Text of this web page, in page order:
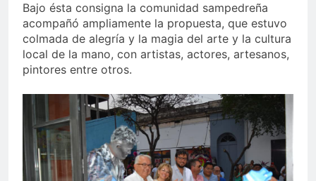
Bajo ésta consigna la comunidad sampedreña
acompañó ampliamente la propuesta, que estuvo
colmada de alegría y la magia del arte y la cultura
local de la mano, con artistas, actores, artesanos,
pintores entre otros.